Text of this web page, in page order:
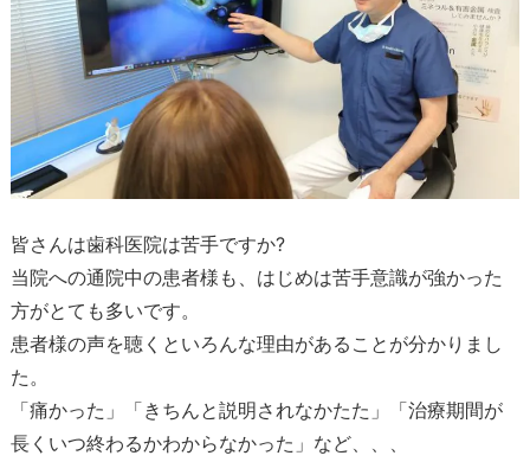
皆さんは歯科医院は苦手ですか?
当院への通院中の患者様も、はじめは苦手意識が強かった
方がとても多いです。
患者様の声を聴くといろんな理由があることが分かりまし
た。
「痛かった」「きちんと説明されなかたた」「治療期間が
長くいつ終わるかわからなかった」など、、、